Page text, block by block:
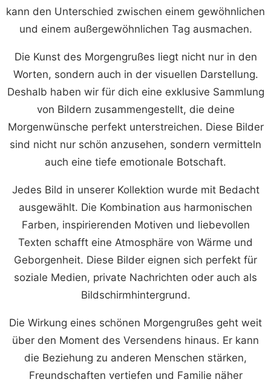
kann den Unterschied zwischen einem gewöhnlichen
und einem außergewöhnlichen Tag ausmachen.
Die Kunst des Morgengrußes liegt nicht nur in den
Worten, sondern auch in der visuellen Darstellung.
Deshalb haben wir für dich eine exklusive Sammlung
von Bildern zusammengestellt, die deine
Morgenwünsche perfekt unterstreichen. Diese Bilder
sind nicht nur schön anzusehen, sondern vermitteln
auch eine tiefe emotionale Botschaft.
Jedes Bild in unserer Kollektion wurde mit Bedacht
ausgewählt. Die Kombination aus harmonischen
Farben, inspirierenden Motiven und liebevollen
Texten schafft eine Atmosphäre von Wärme und
Geborgenheit. Diese Bilder eignen sich perfekt für
soziale Medien, private Nachrichten oder auch als
Bildschirmhintergrund.
Die Wirkung eines schönen Morgengrußes geht weit
über den Moment des Versendens hinaus. Er kann
die Beziehung zu anderen Menschen stärken,
Freundschaften vertiefen und Familie näher